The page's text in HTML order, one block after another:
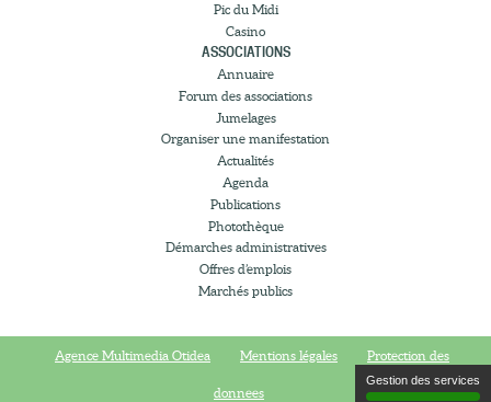
Pic du Midi
Casino
ASSOCIATIONS
Annuaire
Forum des associations
Jumelages
Organiser une manifestation
Actualités
Agenda
Publications
Photothèque
Démarches administratives
Offres d’emplois
Marchés publics
Agence Multimedia Otidea Mentions légales Protection des
donnees
Gestion des services